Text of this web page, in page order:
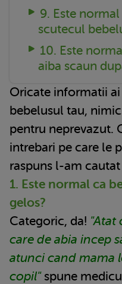
9. Este normal
scutecul
10. Este
aiba scaun
Oricate informatii
bebelusul tau,
pentru neprevazut.
intrebari pe care le
raspuns l-am
1. Este normal ca
gelos?
Categoric, da! "Atat
care de abia incep
atunci cand mama
copil"spune